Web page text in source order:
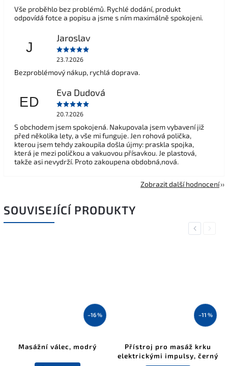
Vše proběhlo bez problémů. Rychlé dodání, produkt
odpovídá fotce a popisu a jsme s ním maximálně spokojeni.
J
Jaroslav
23.7.2026
Bezproblémový nákup, rychlá doprava.
ED
Eva Dudová
20.7.2026
S obchodem jsem spokojená. Nakupovala jsem vybavení již
před několika lety, a vše mi funguje. Jen rohová polička,
kterou jsem tehdy zakoupila došla újmy: praskla spojka,
která je mezi poličkou a vakuovou přísavkou. Je plastová,
takže asi nevydrží. Proto zakoupena obdobná,nová.
Zobrazit další hodnocení
SOUVISEJÍCÍ PRODUKTY
Previous
–16 %
Masážní válec, modrý
–11 %
Přístroj pro masáž krku
elektrickými impulsy, černý
Next